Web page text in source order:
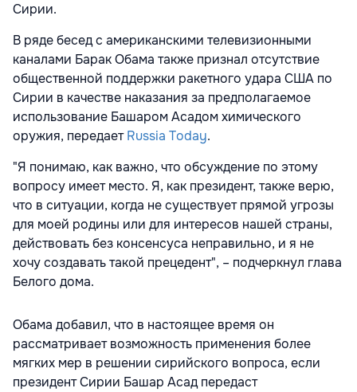
Сирии.
В ряде бесед с американскими телевизионными
каналами Барак Обама также признал отсутствие
общественной поддержки ракетного удара США по
Сирии в качестве наказания за предполагаемое
использование Башаром Асадом химического
оружия, передаетRussia Today.
"Я понимаю, как важно, что обсуждение по этому
вопросу имеет место. Я, как президент, также верю,
что в ситуации, когда не существует прямой угрозы
для моей родины или для интересов нашей страны,
действовать без консенсуса неправильно, и я не
хочу создавать такой прецедент", – подчеркнул глава
Белого дома.
Обама добавил, что в настоящее время он
рассматривает возможность применения более
мягких мер в решении сирийского вопроса, если
президент Сирии Башар Асад передаст